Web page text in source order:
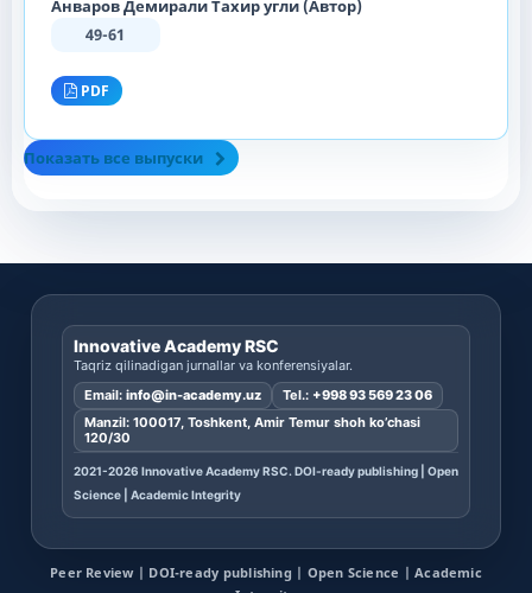
Анваров Демирали Тахир угли (Автор)
49-61
PDF
Показать все выпуски
Innovative Academy RSC
Taqriz qilinadigan jurnallar va konferensiyalar.
Email: info@in-academy.uz Tel.: +998 93 569 23 06
Manzil: 100017, Toshkent, Amir Temur shoh ko’chasi
120/30
2021-2026 Innovative Academy RSC. DOI-ready publishing | Open
Science | Academic Integrity